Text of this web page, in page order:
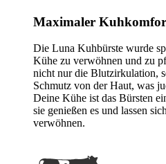
Maximaler
Die Luna Kuhbürste wurde
Kühe zu verwöhnen und zu
nicht nur die Blutzirkulation,
Schmutz von der Haut, was
Deine Kühe ist das Bürsten
sie genießen es und lassen
verwöhnen.